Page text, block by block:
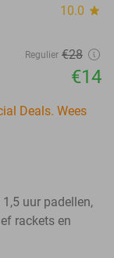
10.0 star
Regulier €28
€14
Deals. Wees
uur padellen,
rackets en